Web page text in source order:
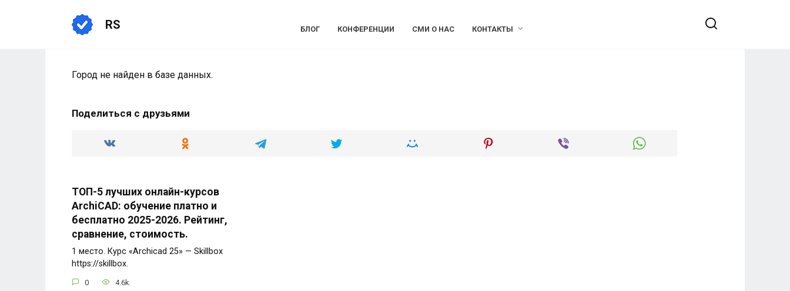
RS БЛОГ КОНФЕРЕНЦИИ СМИ О НАС КОНТАКТЫ
Город не найден в базе данных.
Поделиться с друзьями
ТОП-5 лучших онлайн-курсов
ArchiCAD: обучение платно и
бесплатно 2025-2026. Рейтинг,
сравнение, стоимость.
1 место. Курс «Archicad 25» — Skillbox
https://skillbox.
0 4.6k.